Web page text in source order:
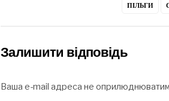
ПІЛЬГИ
Залишити відповідь
Ваша e-mail адреса не